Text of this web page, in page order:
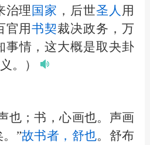
治理 国家 ，后世圣 人 用
官用书契裁决政务，万
事情，这大概是取夬卦
。）
也；书，心画也。声画
。”故书者，舒也。舒布